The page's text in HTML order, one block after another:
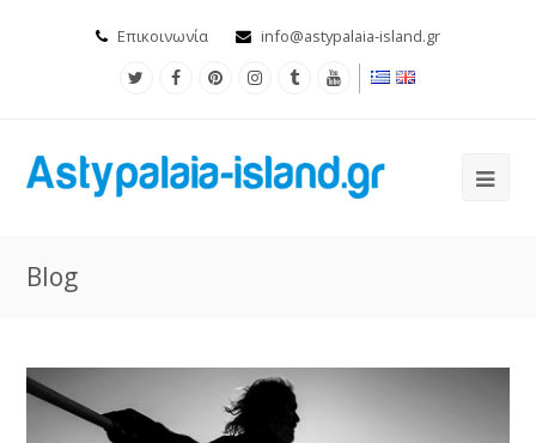
Επικοινωνία info@astypalaia-island.gr
Blog